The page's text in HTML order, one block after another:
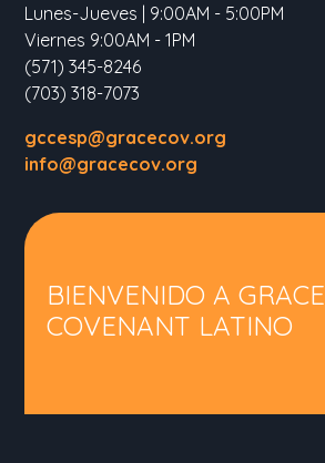
Lunes-Jueves | 9:00AM - 5:00PM
Viernes 9:00AM - 1PM
(571) 345-8246
(703) 318-7073
gccesp@gracecov.org
info@gracecov.org
BIENVENIDO A GRACE
COVENANT LATINO